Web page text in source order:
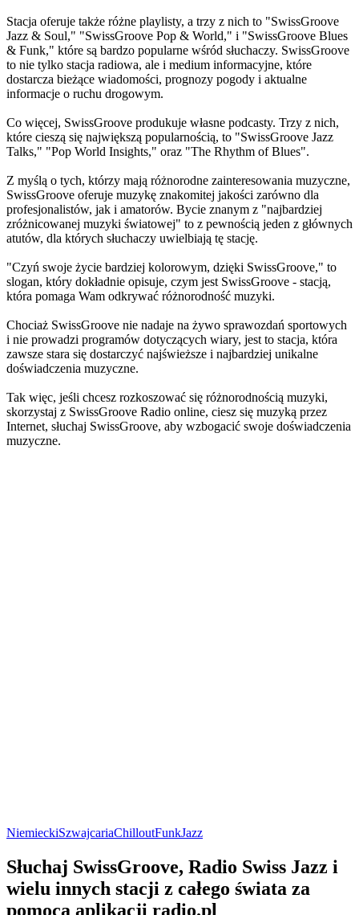
Stacja oferuje także różne playlisty, a trzy z nich to "SwissGroove
Jazz & Soul," "SwissGroove Pop & World," i "SwissGroove Blues
& Funk," które są bardzo popularne wśród słuchaczy. SwissGroove
to nie tylko stacja radiowa, ale i medium informacyjne, które
dostarcza bieżące wiadomości, prognozy pogody i aktualne
informacje o ruchu drogowym.
Co więcej, SwissGroove produkuje własne podcasty. Trzy z nich,
które cieszą się największą popularnością, to "SwissGroove Jazz
Talks," "Pop World Insights," oraz "The Rhythm of Blues".
Z myślą o tych, którzy mają różnorodne zainteresowania muzyczne,
SwissGroove oferuje muzykę znakomitej jakości zarówno dla
profesjonalistów, jak i amatorów. Bycie znanym z "najbardziej
zróżnicowanej muzyki światowej" to z pewnością jeden z głównych
atutów, dla których słuchaczy uwielbiają tę stację.
"Czyń swoje życie bardziej kolorowym, dzięki SwissGroove," to
slogan, który dokładnie opisuje, czym jest SwissGroove - stacją,
która pomaga Wam odkrywać różnorodność muzyki.
Chociaż SwissGroove nie nadaje na żywo sprawozdań sportowych
i nie prowadzi programów dotyczących wiary, jest to stacja, która
zawsze stara się dostarczyć najświeższe i najbardziej unikalne
doświadczenia muzyczne.
Tak więc, jeśli chcesz rozkoszować się różnorodnością muzyki,
skorzystaj z SwissGroove Radio online, ciesz się muzyką przez
Internet, słuchaj SwissGroove, aby wzbogacić swoje doświadczenia
muzyczne.
NiemieckiSzwajcariaChilloutFunkJazz
Słuchaj SwissGroove, Radio Swiss Jazz i
wielu innych stacji z całego świata za
pomocą aplikacji radio.pl